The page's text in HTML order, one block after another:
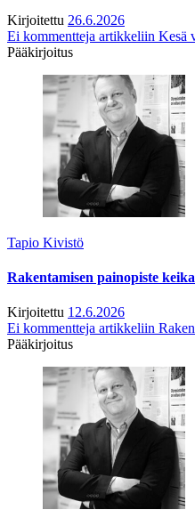
Kirjoitettu 26.6.2026
Ei kommentteja artikkeliin Kesä
Pääkirjoitus
Tapio Kivistö
Rakentamisen painopiste
Kirjoitettu 12.6.2026
Ei kommentteja artikkeliin
Pääkirjoitus